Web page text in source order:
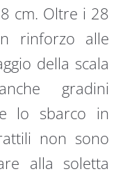
cm. Oltre i 28
rinforzo alle
della scala
gradini
lo sbarco in
non sono
alla soletta